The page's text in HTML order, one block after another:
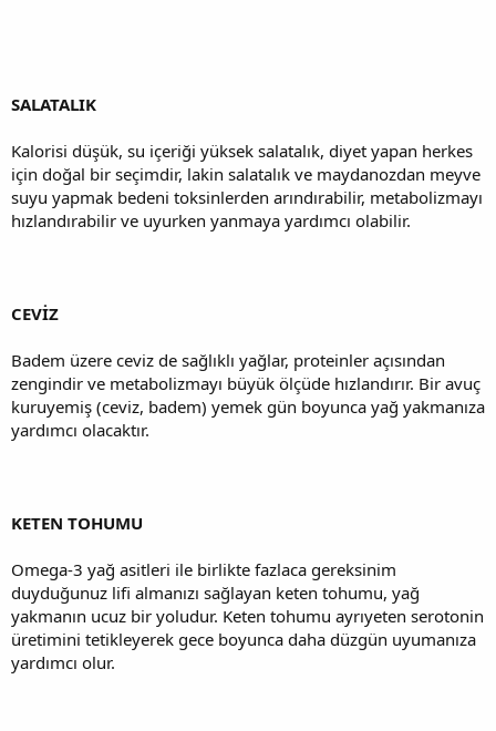
SALATALIK
Kalorisi düşük, su içeriği yüksek salatalık, diyet yapan herkes
için doğal bir seçimdir, lakin salatalık ve maydanozdan meyve
suyu yapmak bedeni toksinlerden arındırabilir, metabolizmayı
hızlandırabilir ve uyurken yanmaya yardımcı olabilir.
CEVİZ
Badem üzere ceviz de sağlıklı yağlar, proteinler açısından
zengindir ve metabolizmayı büyük ölçüde hızlandırır. Bir avuç
kuruyemiş (ceviz, badem) yemek gün boyunca yağ yakmanıza
yardımcı olacaktır.
KETEN TOHUMU
Omega-3 yağ asitleri ile birlikte fazlaca gereksinim
duyduğunuz lifi almanızı sağlayan keten tohumu, yağ
yakmanın ucuz bir yoludur. Keten tohumu ayrıyeten serotonin
üretimini tetikleyerek gece boyunca daha düzgün uyumanıza
yardımcı olur.